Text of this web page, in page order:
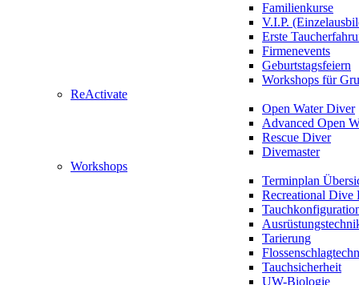
Familienkurse
V.I.P.
Erste
Firmenevents
Geburtstagsfeiern
Workshops für
ReActivate
Open Water Diver
Advanced Open
Rescue Diver
Divemaster
Workshops
Terminplan
Recreational Dive
Tarierung
Tauchsicherheit
UW-Biologie